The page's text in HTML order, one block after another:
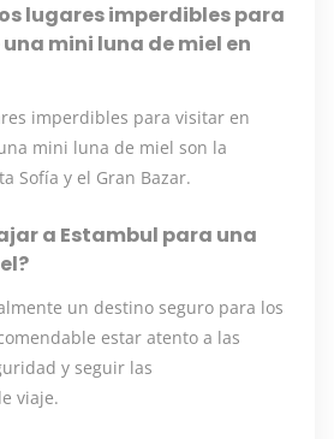
lugares imperdibles para
mini luna de miel en
imperdibles para visitar en
mini luna de miel son la
Sofía y el Gran Bazar.
a Estambul para una
un destino seguro para los
estar atento a las
y seguir las
viaje.